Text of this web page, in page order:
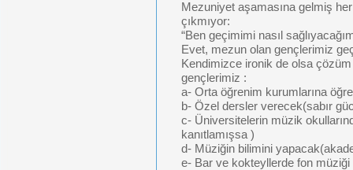
Mezuniyet aşamasına gelmiş
çıkmıyor:
“Ben geçimimi nasıl
Evet, mezun olan gençlerimiz
Kendimizce ironik de olsa
gençlerimiz :
a- Orta öğrenim kurumlarına
b- Özel dersler verecek(sabır
c- Üniversitelerin müzik
kanıtlamışsa )
d- Müziğin bilimini
e- Bar ve kokteyllerde fon